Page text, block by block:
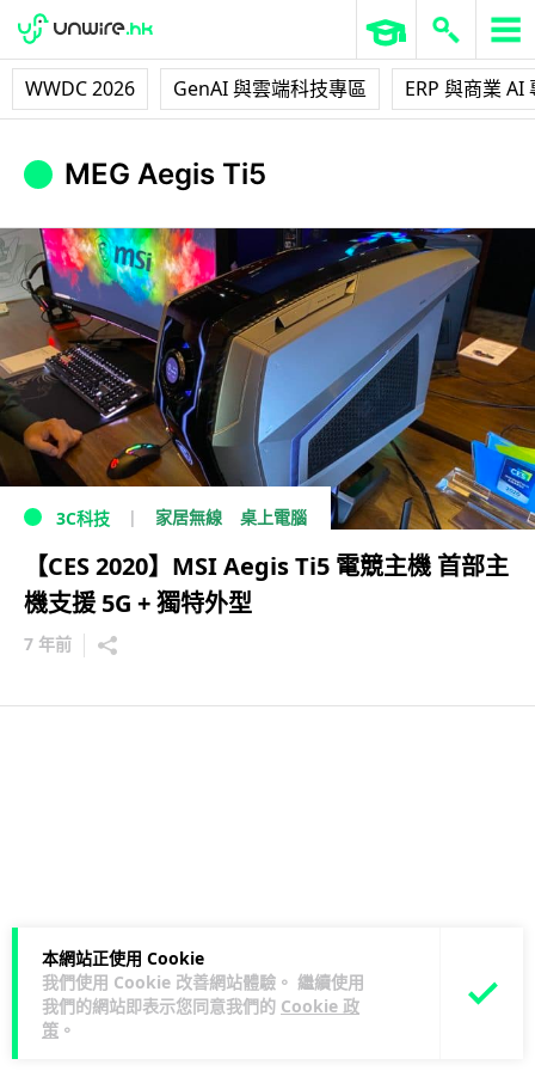
WWDC 2026 GenAI 與雲端科技專區 ERP 與商業 AI
本網站正使用 Cookie
我們使用 Cookie 改善網站體驗。 繼續使用
我們的網站即表示您同意我們的 Cookie 政
策 。
MEG Aegis Ti5
3C科技 家居無線 桌上電腦
【CES 2020】MSI Aegis Ti5 電競主機 首部主
機支援 5G + 獨特外型
7 年前